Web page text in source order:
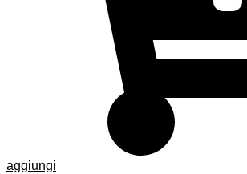
aggiungi